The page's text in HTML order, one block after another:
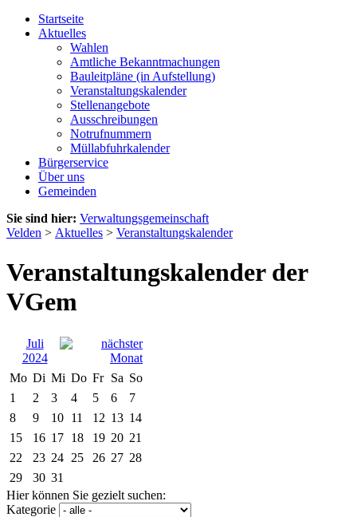
Startseite
Aktuelles
Wahlen
Amtliche Bekanntmachungen
Bauleitpläne (in Aufstellung)
Veranstaltungskalender
Stellenangebote
Ausschreibungen
Notrufnummern
Müllabfuhrkalender
Bürgerservice
Über uns
Gemeinden
Sie sind hier: Verwaltungsgemeinschaft
Velden > Aktuelles > Veranstaltungskalender
Veranstaltungskalender der
VGem
Juli
2024
Mo Di Mi Do Fr Sa So
1
2 3 4 5 6
7
8
9 10 11 12 13 14
15
16 17 18 19 20 21
22
23 24 25 26 27 28
29
30 31
Hier können Sie gezielt suchen:
Kategorie